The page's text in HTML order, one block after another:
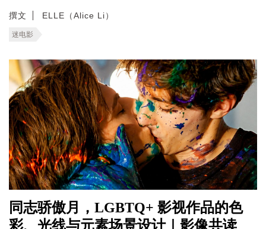
撰文 ELLE（Alice Li）
迷电影
同志骄傲月，LGBTQ+ 影视作品的色
彩、光线与元素场景设计｜影像共读